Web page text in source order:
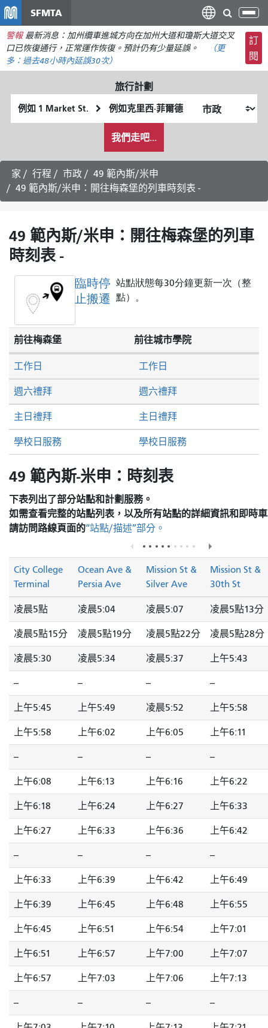
主
要
容
SFMTA
切
換
導
航
警報 最新消息：加州纜車進城方向在加州大道和瓊斯大道交叉
口已恢復通行，正常運作恢復。預計仍有少量延誤。
（更
多： 過去48小時內延誤30次）
訂
閱
旅行計劃
起
始
終
點
我
希
望
的
旅
行
式
我們走吧...
家 行程 市政
49 範內斯/米申
49 範內斯/米申：開往梅森堡的列車時刻表 -
49 範內斯/米申：開往梅森堡的列車
時刻表 -
臨時停
止搬遷
站點狀態每30分鐘更新一次（整
點）。
前往梅森堡 前往城市學院
週六禮拜 週六禮拜
主日禮拜 主日禮拜
工作日 工作日
學校日服務 學校日服務
49 範內斯-米申：時刻表
下表列出了部分站點和計劃服務。
如需查看完整的站點列表，以及所有站點的詳細資訊和即時
請訪問路線頁面的“站點/描述”部分。
City College
Terminal
Ocean Ave &
Persia Ave
Mission St &
Silver Ave
Mission St &
30th St
凌晨5點 凌晨5:04 凌晨5:07 凌晨5點13分
凌晨5點15分 凌晨5點19分 凌晨5點22分 凌晨5點28分
凌晨5:30 凌晨5:34 凌晨5:37 上午5:43
-- -- -- --
上午5:45 上午5:49 凌晨5:52 上午5:58
上午5:58 上午6:02 上午6:05 上午6:11
-- -- -- --
上午6:08 上午6:13 上午6:16 上午6:22
上午6:18 上午6:24 上午6:27 上午6:33
上午6:27 上午6:33 上午6:36 上午6:42
-- -- -- --
上午6:33 上午6:39 上午6:42 上午6:49
上午6:39 上午6:45 上午6:48 上午6:55
上午6:45 上午6:51 上午6:54 上午7:01
上午6:51 上午6:57 上午7:00 上午7:07
上午6:57 上午7:03 上午7:06 上午7:13
-- -- -- --